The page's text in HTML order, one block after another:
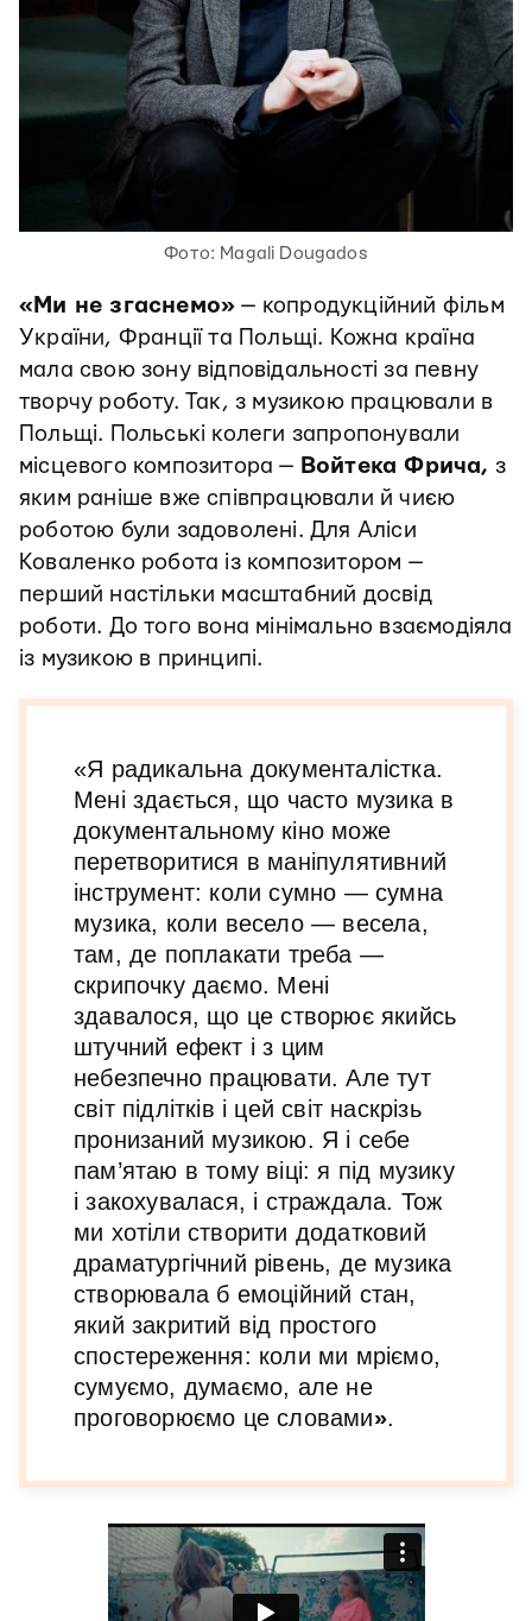
Фото: Magali Dougados
«Ми не згаснемо» — копродукційний фільм
України, Франції та Польщі. Кожна країна
мала свою зону відповідальності за певну
творчу роботу. Так, з музикою працювали в
Польщі. Польські колеги запропонували
місцевого композитора — Войтека Фрича, з
яким раніше вже співпрацювали й чиєю
роботою були задоволені. Для Аліси
Коваленко робота із композитором —
перший настільки масштабний досвід
роботи. До того вона мінімально взаємодіяла
із музикою в принципі.
«Я радикальна документалістка.
Мені здається, що часто музика в
документальному кіно може
перетворитися в маніпулятивний
інструмент: коли сумно — сумна
музика, коли весело — весела,
там, де поплакати треба —
скрипочку даємо. Мені
здавалося, що це створює якийсь
штучний ефект і з цим
небезпечно працювати. Але тут
світ підлітків і цей світ наскрізь
пронизаний музикою. Я і себе
пам’ятаю в тому віці: я під музику
і закохувалася, і страждала. Тож
ми хотіли створити додатковий
драматургічний рівень, де музика
створювала б емоційний стан,
який закритий від простого
спостереження: коли ми мріємо,
сумуємо, думаємо, але не
проговорюємо це словами».